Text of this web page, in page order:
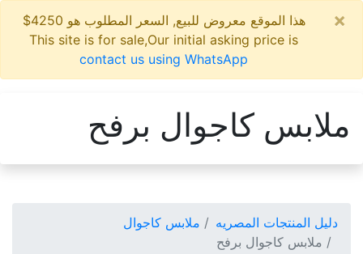
هذا الموقع معروض للبيع, السعر المطلوب هو 4250$
This site is for sale,Our initial asking price is
contact us using WhatsApp
ملابس كاجوال برفح
دليل المنتجات المصريه
ملابس كاجوال
ملابس كاجوال برفح